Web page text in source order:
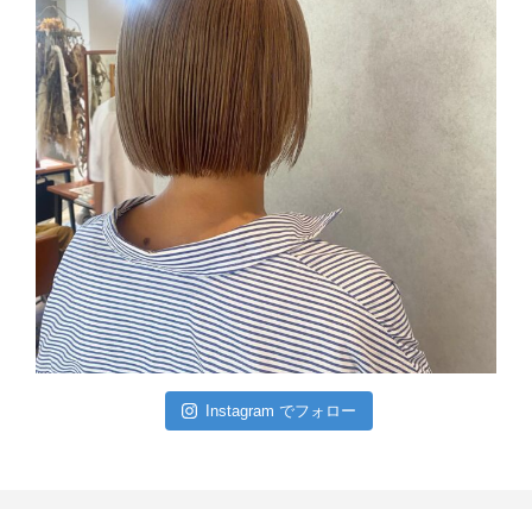
Instagram でフォロー